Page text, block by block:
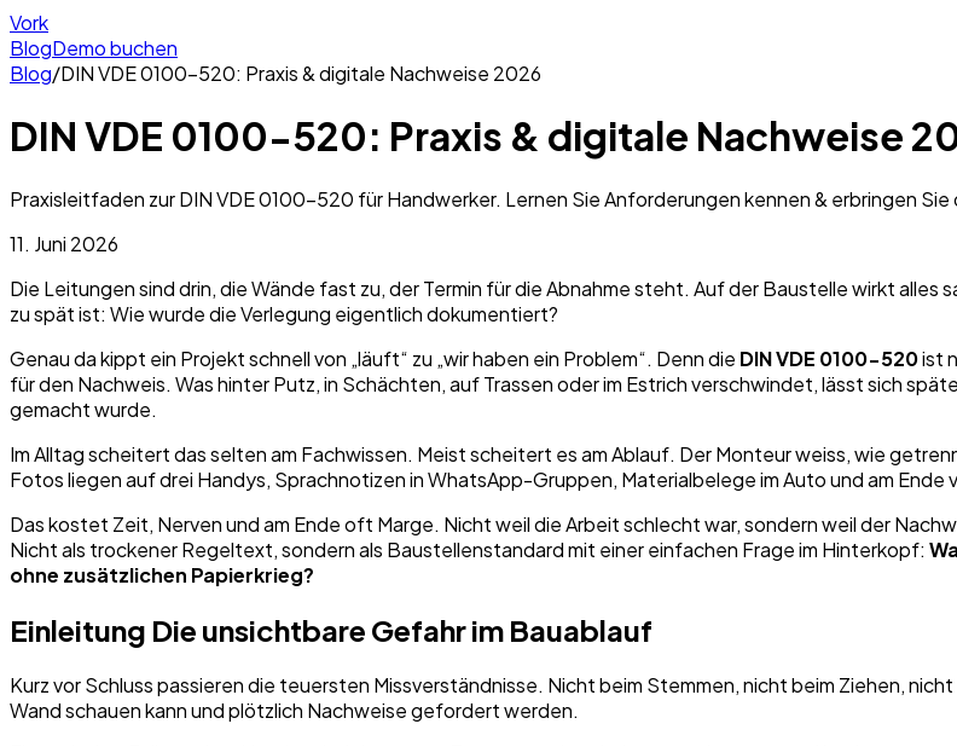
Vork
BlogDemo buchen
Blog/DIN VDE 0100-520: Praxis & digitale Nachweise 2026
DIN VDE 0100-520: Praxis & digitale Nachweise
Praxisleitfaden zur DIN VDE 0100-520 für Handwerker. Lernen Sie Anforderungen kennen & erbringen
11. Juni 2026
Die Leitungen sind drin, die Wände fast zu, der Termin für die Abnahme steht. Auf der Baustelle wirkt alles
zu spät ist: Wie wurde die Verlegung eigentlich dokumentiert?
Genau da kippt ein Projekt schnell von „läuft“ zu „wir haben ein Problem“. Denn die DIN VDE 0100-520ist
für den Nachweis. Was hinter Putz, in Schächten, auf Trassen oder im Estrich verschwindet, lässt sich
gemacht wurde.
Im Alltag scheitert das selten am Fachwissen. Meist scheitert es am Ablauf. Der Monteur weiss, wie
Fotos liegen auf drei Handys, Sprachnotizen in WhatsApp-Gruppen, Materialbelege im Auto und am
Das kostet Zeit, Nerven und am Ende oft Marge. Nicht weil die Arbeit schlecht war, sondern weil der
Nicht als trockener Regeltext, sondern als Baustellenstandard mit einer einfachen Frage im Hinterkopf:
ohne zusätzlichen Papierkrieg?
Einleitung Die unsichtbare Gefahr im Bauablauf
Kurz vor Schluss passieren die teuersten Missverständnisse. Nicht beim Stemmen, nicht beim Ziehen,
Wand schauen kann und plötzlich Nachweise gefordert werden.